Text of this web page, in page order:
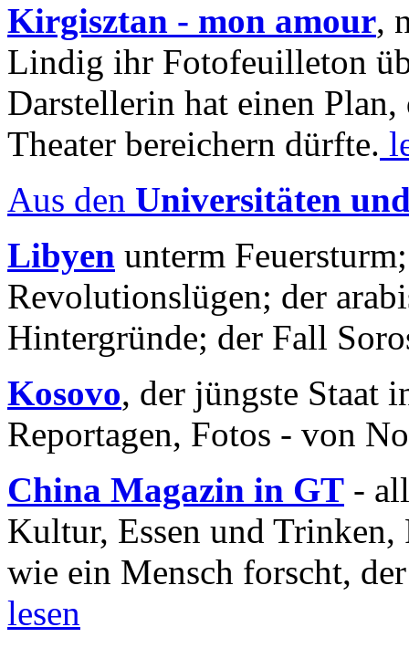
Kirgisztan - mon amour,
Lindig ihr Fotofeuilleton
Darstellerin hat einen Plan,
Theater bereichern dürfte.
Aus den Universitäten
Libyen unterm
Revolutionslügen; der
Hintergründe; der Fall
Kosovo, der jüngste Staat
Reportagen, Fotos - von
China Magazin in GT -
Kultur, Essen und
wie ein Mensch forscht,
lesen